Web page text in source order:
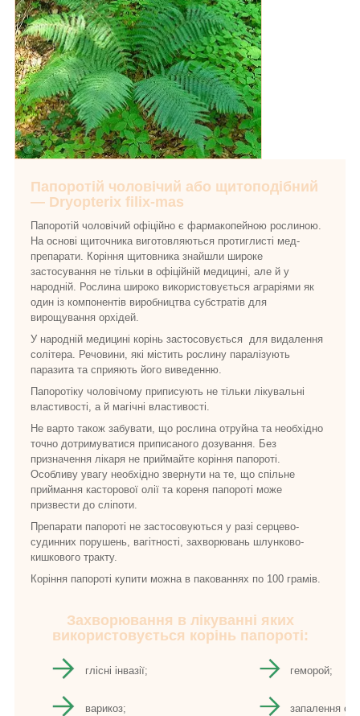
Папоротій чоловічий або щитоподібний
— Dryopterix filix-mas
Папоротій чоловічий офіційно є фармакопейною рослиною.
На основі щиточника виготовляються протиглисті мед-
препарати. Коріння щитовника знайшли широке
застосування не тільки в офіційній медицині, але й у
народній. Рослина широко використовується аграріями як
один із компонентів виробництва субстратів для
вирощування орхідей.
У народній медицині корінь застосовується для видалення
солітера. Речовини, які містить рослину паралізують
паразита та сприяють його виведенню.
Папоротіку чоловічому приписують не тільки лікувальні
властивості, а й магічні властивості.
Не варто також забувати, що рослина отруйна та необхідно
точно дотримуватися приписаного дозування. Без
призначення лікаря не приймайте коріння папороті.
Особливу увагу необхідно звернути на те, що спільне
приймання касторової олії та кореня папороті може
призвести до сліпоти.
Препарати папороті не застосовуються у разі серцево-
судинних порушень, вагітності, захворювань шлунково-
кишкового тракту.
Коріння папороті купити можна в пакованнях по 100 грамів.
Захворювання в лікуванні яких
використовується корінь папороті:
глісні інвазії; геморой;
варикоз; запалення